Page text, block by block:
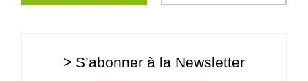
> S’abonner à la Newsletter